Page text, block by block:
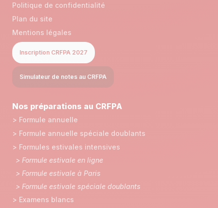
Politique de confidentialité
Plan du site
Mentions légales
Inscription CRFPA 2027
Simulateur de notes au CRFPA
Nos préparations au CRFPA
> Formule annuelle
> Formule annuelle spéciale doublants
> Formules estivales intensives
> Formule estivale en ligne
> Formule estivale à Paris
> Formule estivale spéciale doublants
> Examens blancs